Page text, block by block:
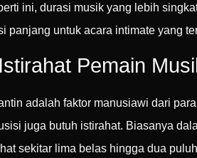
ini, durasi musik yang lebih
panjang untuk acara intimate yang
Pemain
adalah faktor manusiawi dari
juga butuh istirahat. Biasanya
sekitar lima belas hingga dua